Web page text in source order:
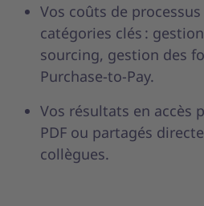
Vos coûts de
catégories clés :
sourcing, gestion des
Purchase-to-Pay.
Vos résultats en accès
PDF ou partagés
collègues.